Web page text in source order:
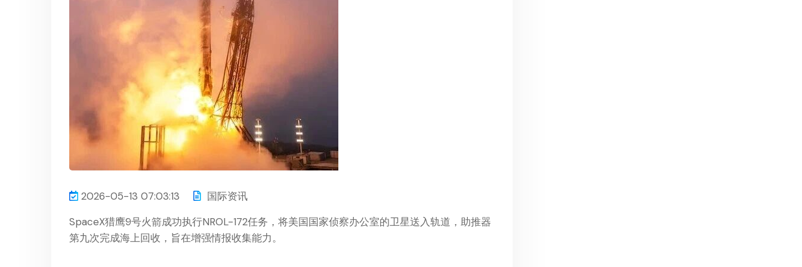
2026-05-13 07:03:13
国际资讯
SpaceX猎鹰9号火箭成功执行NROL-172任务，将美国国家侦察办公室的卫星送入轨道，助推器
第九次完成海上回收，旨在增强情报收集能力。